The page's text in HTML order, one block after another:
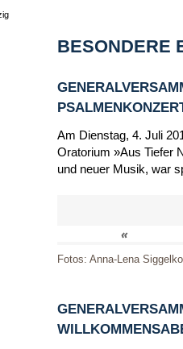
BESONDERE
Am Dienstag, 4. Juli
Oratorium »Aus Tiefer
und neuer Musik, war
«
Fotos: Anna-Lena